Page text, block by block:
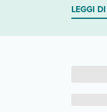
LEGGI